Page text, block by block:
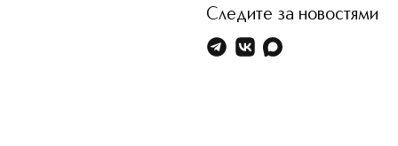
Следите за новостями